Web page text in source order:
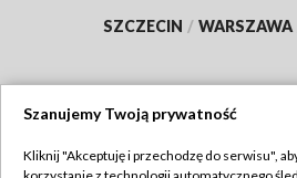
SZCZECIN / WARSZAWA
Szanujemy Twoją prywatność
Kliknij "Akceptuję i przechodzę do serwisu",